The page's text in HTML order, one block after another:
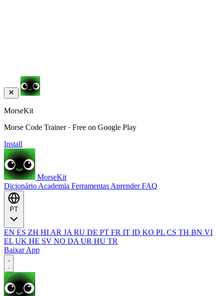
MorseKit
Morse Code Trainer · Free on Google Play
Install
MorseKit
Dicionário Academia Ferramentas AprenderFAQ
EN ES ZH HI AR JA RU DE PT FR IT ID KO PL CS TH BN VI
EL UK HE SV NO DA UR HU TR
Baixar App